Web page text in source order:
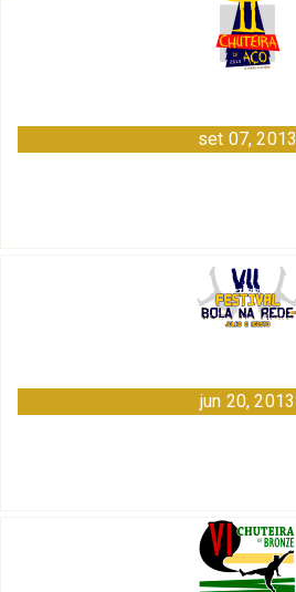
set 07, 2013
jun 20, 2013